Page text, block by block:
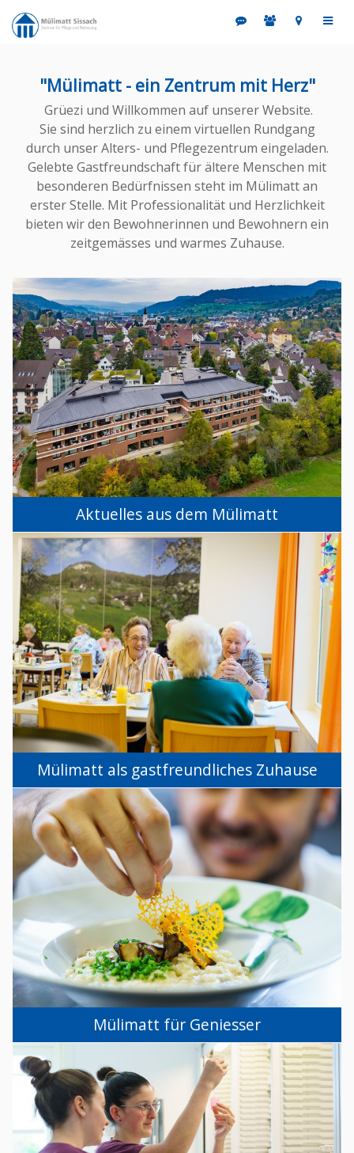
"Mülimatt - ein Zentrum mit Herz"
Grüezi und Willkommen auf unserer Website.
Sie sind herzlich zu einem virtuellen Rundgang
durch unser Alters- und Pflegezentrum eingeladen.
Gelebte Gastfreundschaft für ältere Menschen mit
besonderen Bedürfnissen steht im Mülimatt an
erster Stelle. Mit Professionalität und Herzlichkeit
bieten wir den Bewohnerinnen und Bewohnern ein
zeitgemässes und warmes Zuhause.
Aktuelles aus dem Mülimatt
Mülimatt als gastfreundliches Zuhause
Mülimatt für Geniesser